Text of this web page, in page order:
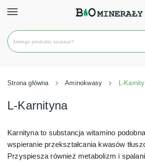
Strona główna Aminokwasy L-
L-Karnityna
Karnityna to substancja witamino
wspieranie przekształcania kwasów
Przyspiesza również metabolizm i